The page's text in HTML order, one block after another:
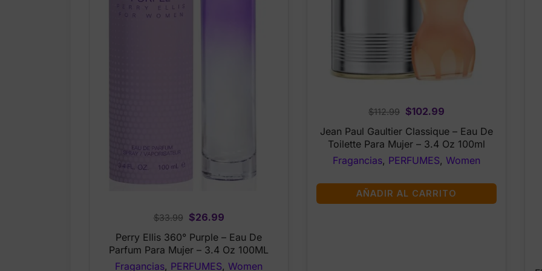
$33.99
Original
price
was:
$33.99.
$26.99Current
price
is:
$26.99.
Perry Ellis 360° Purple – Eau De
Parfum Para Mujer – 3.4 Oz 100ML
Fragancias, PERFUMES, Women
$112.99 Original
price
was:
$112.99.
$102.99
price
is:
$102.99.
Jean Paul Gaultier Classique – Eau De
Toilette Para Mujer – 3.4 Oz 100ml
Fragancias, PERFUMES, Women
AÑADIR AL CARRITO